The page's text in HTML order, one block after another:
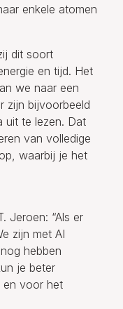
enkele atomen
dit soort
en tijd. Het
we naar een
zijn bijvoorbeeld
uit te lezen. Dat
van volledige
waarbij je het
Jeroen: “Als er
zijn met AI
hebben
je beter
en voor het